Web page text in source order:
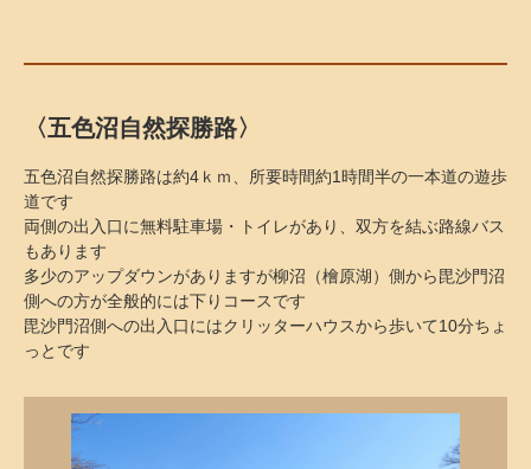
〈五色沼自然探勝路〉
五色沼自然探勝路は約4ｋｍ、所要時間約1時間半の一本道の遊歩
道です
両側の出入口に無料駐車場・トイレがあり、双方を結ぶ路線バス
もあります
多少のアップダウンがありますが柳沼（檜原湖）側から毘沙門沼
側への方が全般的には下りコースです
毘沙門沼側への出入口にはクリッターハウスから歩いて10分ちょ
っとです